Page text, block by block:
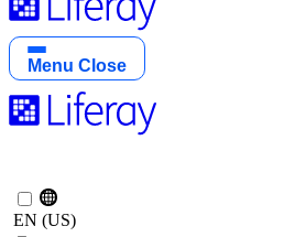
Menu Close
EN (US)